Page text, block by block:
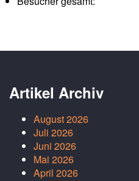
Artikel Archiv
August 2026
Juli 2026
Juni 2026
Mai 2026
April 2026